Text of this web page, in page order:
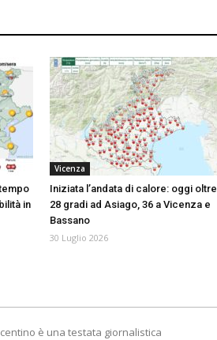
in
Vicenza
Iniziata l’andata di calore: oggi oltre
28 gradi ad Asiago, 36 a Vicenza e
Bassano
30 Luglio 2026
è una testata giornalistica